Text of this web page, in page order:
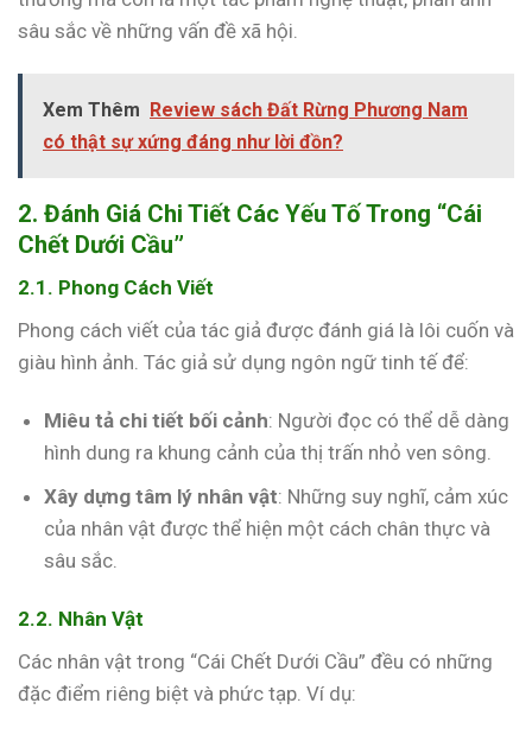
sâu sắc về những vấn đề xã hội.
Xem Thêm Review sách Đất Rừng Phương Nam
có thật sự xứng đáng như lời đồn?
2. Đánh Giá Chi Tiết Các Yếu Tố Trong “Cái
Chết Dưới Cầu”
2.1. Phong Cách Viết
Phong cách viết của tác giả được đánh giá là lôi cuốn và
giàu hình ảnh. Tác giả sử dụng ngôn ngữ tinh tế để:
Miêu tả chi tiết bối cảnh: Người đọc có thể dễ dàng
hình dung ra khung cảnh của thị trấn nhỏ ven sông.
Xây dựng tâm lý nhân vật: Những suy nghĩ, cảm xúc
của nhân vật được thể hiện một cách chân thực và
sâu sắc.
2.2. Nhân Vật
Các nhân vật trong “Cái Chết Dưới Cầu” đều có những
đặc điểm riêng biệt và phức tạp. Ví dụ: